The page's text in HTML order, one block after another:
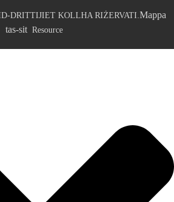
DRITTIJIET KOLLHA RIŻERVATI.Mappa
tas-sit Resource